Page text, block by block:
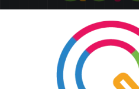
Ob Website, SaaS-
QUIQQER gibt dir
Plattform, mit der
entwickeln,
Steuere Content,